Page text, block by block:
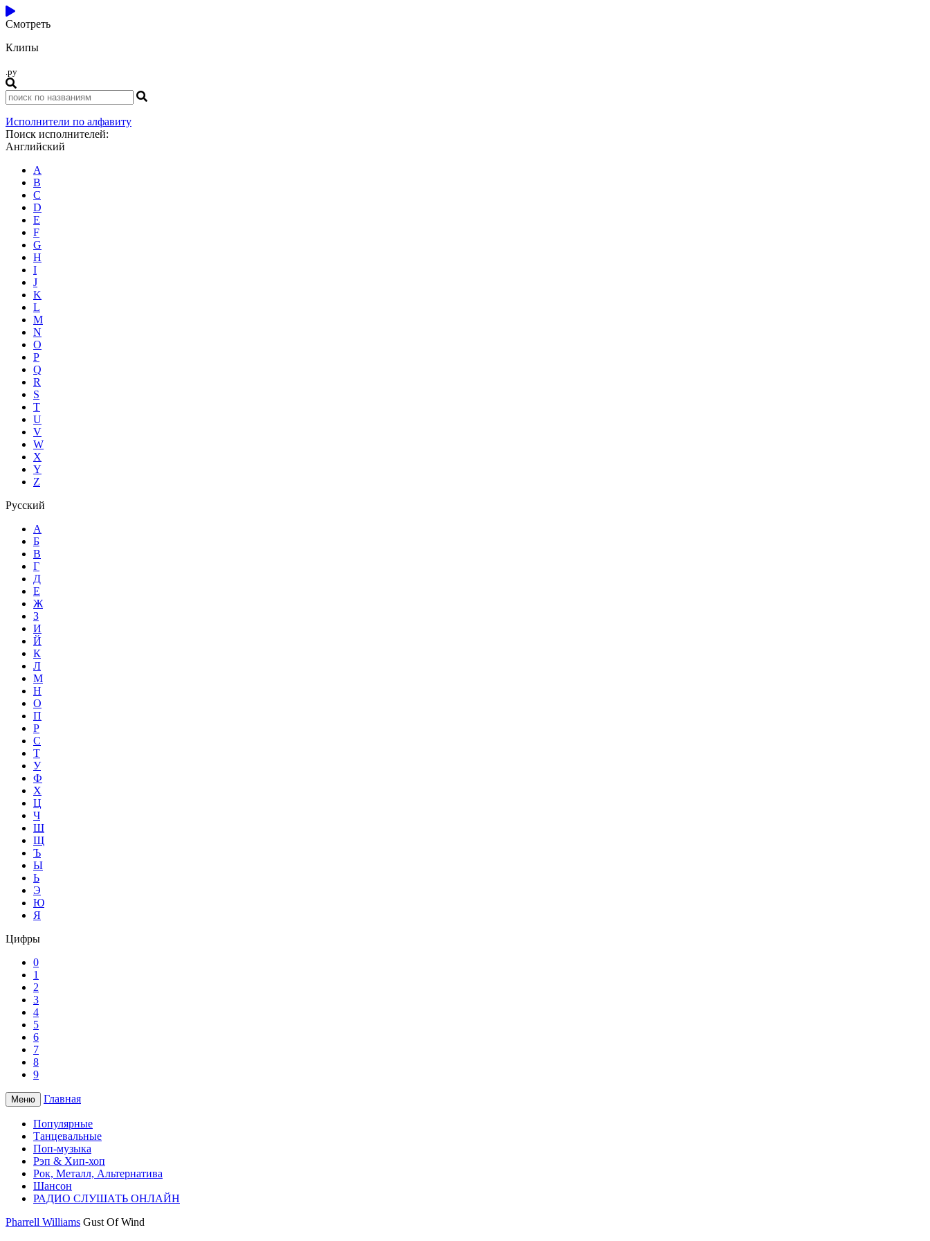
Смотреть
Клипы
.ру
Исполнители по алфавиту
Поиск исполнителей:
Английский
A
B
C
D
E
F
G
H
I
J
K
L
M
N
O
P
Q
R
S
T
U
V
W
X
Y
Z
Русский
А
Б
В
Г
Д
Е
Ж
З
И
Й
К
Л
М
Н
О
П
Р
С
Т
У
Ф
Х
Ц
Ч
Ш
Щ
Ъ
Ы
Ь
Э
Ю
Я
Цифры
0
1
2
3
4
5
6
7
8
9
Меню Главная
Популярные
Танцевальные
Поп-музыка
Рэп & Хип-хоп
Рок, Металл, Альтернатива
Шансон
РАДИО СЛУШАТЬ ОНЛАЙН
Pharrell Williams Gust Of Wind